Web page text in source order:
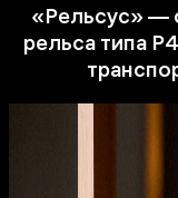
«Рельсус» —
рельса типа